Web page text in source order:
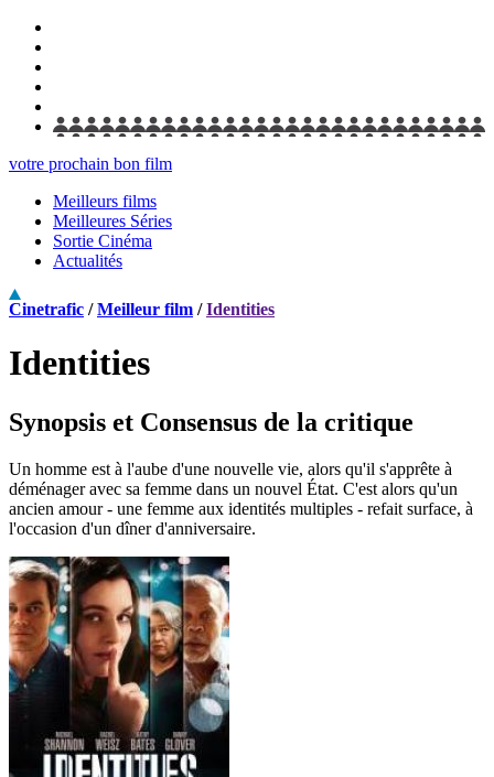
votre prochain bon film
Meilleurs films
Meilleures Séries
Sortie Cinéma
Actualités
Cinetrafic /Meilleur film /Identities
Identities
Synopsis et Consensus de la critique
Un homme est à l'aube d'une nouvelle vie, alors qu'il s'apprête à
déménager avec sa femme dans un nouvel État. C'est alors qu'un
ancien amour - une femme aux identités multiples - refait surface, à
l'occasion d'un dîner d'anniversaire.